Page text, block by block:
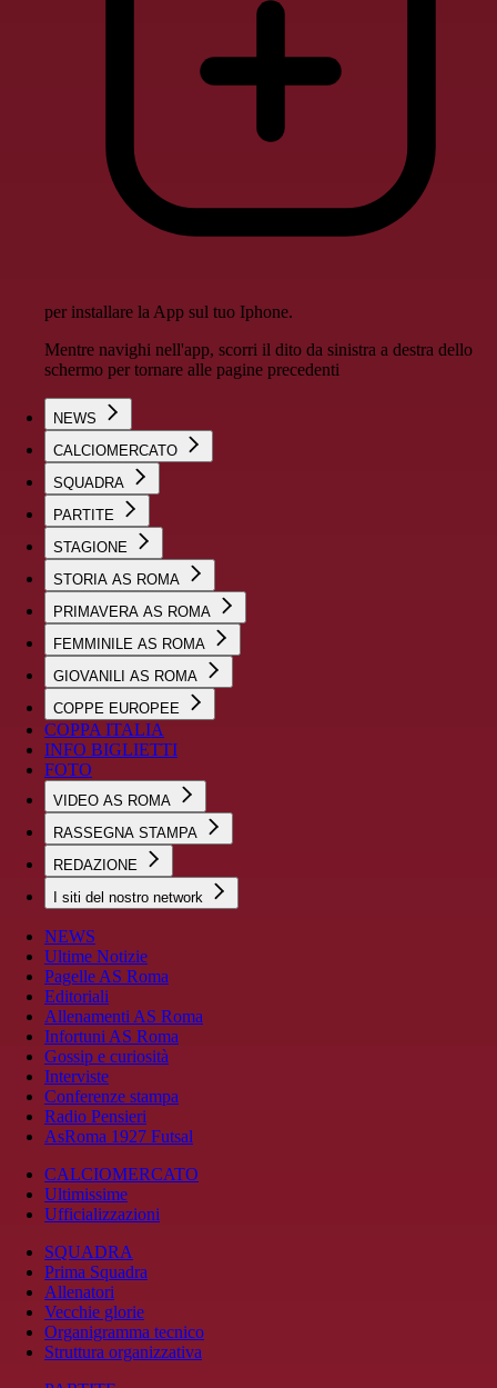
per installare la App sul tuo Iphone.
Mentre navighi nell'app, scorri il dito da sinistra a destra dello
schermo per tornare alle pagine precedenti
NEWS
CALCIOMERCATO
SQUADRA
PARTITE
STAGIONE
STORIA AS ROMA
PRIMAVERA AS ROMA
FEMMINILE AS ROMA
GIOVANILI AS ROMA
COPPE EUROPEE
COPPA ITALIA
INFO BIGLIETTI
FOTO
VIDEO AS ROMA
RASSEGNA STAMPA
REDAZIONE
I siti del nostro network
NEWS
Ultime Notizie
Pagelle AS Roma
Editoriali
Allenamenti AS Roma
Infortuni AS Roma
Gossip e curiosità
Interviste
Conferenze stampa
Radio Pensieri
AsRoma 1927 Futsal
CALCIOMERCATO
Ultimissime
Ufficializzazioni
SQUADRA
Prima Squadra
Allenatori
Vecchie glorie
Organigramma tecnico
Struttura organizzativa